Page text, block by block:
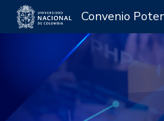
Convenio